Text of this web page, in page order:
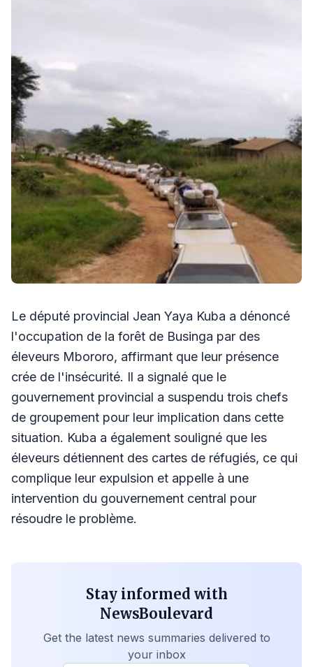
Le député provincial Jean Yaya Kuba a dénoncé
l'occupation de la forêt de Businga par des
éleveurs Mbororo, affirmant que leur présence
crée de l'insécurité. Il a signalé que le
gouvernement provincial a suspendu trois chefs
de groupement pour leur implication dans cette
situation. Kuba a également souligné que les
éleveurs détiennent des cartes de réfugiés, ce qui
complique leur expulsion et appelle à une
intervention du gouvernement central pour
résoudre le problème.
Stay informed with
NewsBoulevard
Get the latest news summaries delivered to
your inbox